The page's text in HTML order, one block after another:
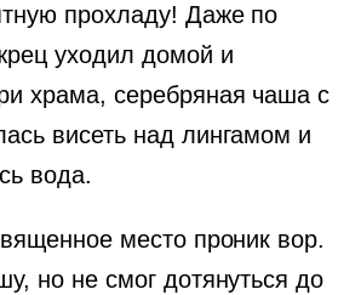
прохладу! Даже по
уходил домой и
храма, серебряная чаша с
висеть над лингамом и
вода.
место проник вор.
но не смог дотянуться до